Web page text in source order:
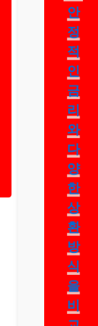
안
정
적
인
금
리
와
다
양
한
상
환
방
식
을
비
교